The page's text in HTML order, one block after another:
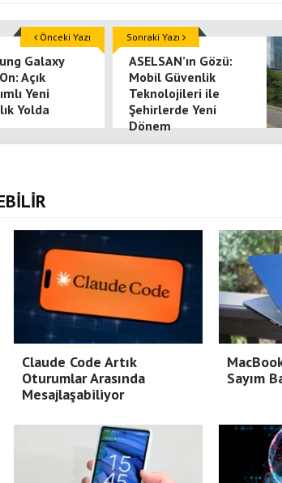
Galaxy
Açık
Yeni
Yolda
Önceki Yazı
ASELSAN’ın Gözü:
Mobil Güvenlik
Teknolojileri ile
Şehirlerde Yeni
Dönem
Sonraki Yazı
Claude Code Artık
Oturumlar Arasında
Mesajlaşabiliyor
Sayım